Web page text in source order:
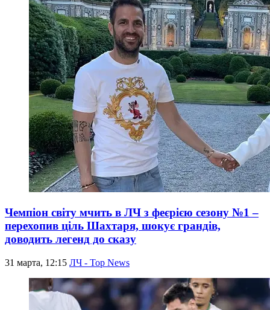
Чемпіон світу мчить в ЛЧ з феєрією сезону №1 –
перехопив ціль Шахтаря, шокує грандів,
доводить легенд до сказу
31 марта, 12:15 ЛЧ - Top News